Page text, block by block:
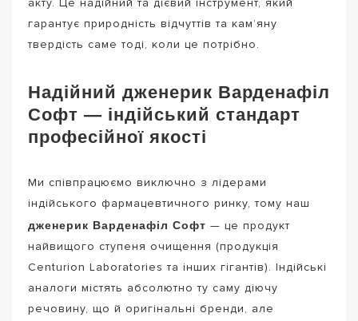
гарантує природність відчуттів та кам’яну
твердість саме тоді, коли це потрібно.
Надійний дженерик Варденафіл
Софт — індійський стандарт
професійної якості
Ми співпрацюємо виключно з лідерами
індійського фармацевтичного ринку, тому наш
дженерик Варденафіл Софт — це продукт
найвищого ступеня очищення (продукція
Centurion Laboratories та інших гігантів). Індійські
аналоги містять абсолютно ту саму діючу
речовину, що й оригінальні бренди, але